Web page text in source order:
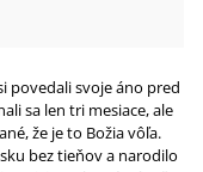
povedali svoje áno pred
sa len tri mesiace, ale
že je to Božia vôľa.
bez tieňov a narodilo